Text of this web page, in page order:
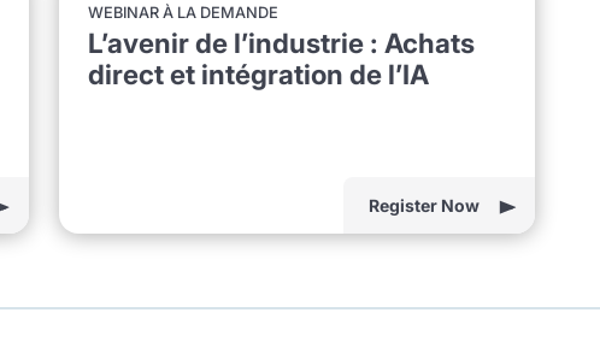
WEBINAR À LA DEMANDE
L’avenir de l’industrie : Achats
direct et intégration de l’IA
Register Now